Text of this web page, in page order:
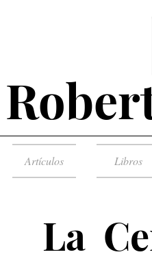
Artículos Libros
La